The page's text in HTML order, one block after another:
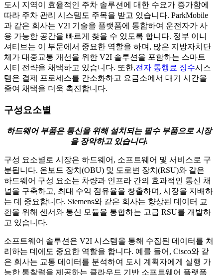
도시 지역이 효율적인 주차 솔루션에 대한 수요가 증가함에
따라 주차 관리 시스템도 주목을 받고 있습니다. ParkMobile
과 같은 회사는 V2I 기술을 플랫폼에 통합하여 운전자가 사
용 가능한 공간을 빠르게 찾을 수 있도록 합니다. 정부 이니
셔티브는 이 부문에서 중요한 역할을 하며, 많은 지방자치단
체가 대중교통 개선을 위한 V2I 솔루션을 포함하는 스마트
시티 전략을 채택하고 있습니다. 또한,전자 통행료 징수시스
템은 결제 프로세스를 간소화하고 요금소에서 대기 시간을
줄여 채택을 더욱 촉진합니다.
구성요소별
하드웨어 부품은 통신을 위해 설치되는 필수 부품으로 시장
을 장악하고 있습니다.
구성 요소별로 시장은 하드웨어, 소프트웨어 및 서비스로 구
분됩니다. 온보드 장치(OBU) 및 도로변 장치(RSU)와 같은
하드웨어 구성 요소는 차량과 인프라 간의 효과적인 통신 채
널을 구축하고, 최대 수익 점유율을 창출하며, 시장을 지배하
는 데 중요합니다. Siemens와 같은 회사는 향상된 데이터 교
환을 위해 센서와 통신 모듈을 통합하는 고급 RSU를 개발하
고 있습니다.
소프트웨어 솔루션은 V2I 시스템을 통해 수집된 데이터를 처
리하는 데에도 중요한 역할을 합니다. 예를 들어, Cisco와 같
은 회사는 교통 데이터를 분석하여 도시 계획자에게 실행 가
능한 통찰력을 제공하는 클라우드 기반 소프트웨어 플랫폼